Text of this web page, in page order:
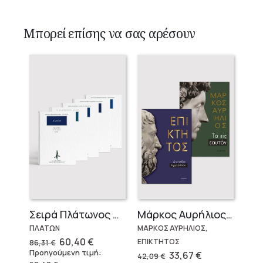
Μπορεί επίσης να σας αρέσουν
Σειρά Πλάτωνος Πολιτεία
ΠΛΑΤΩΝ
86,31€ Original
price
was:
60,40€Η
τρέχουσα
τιμή
Προηγούμενη τιμή:
Μάρκος Αυρήλιος & Επίκτητος (Επίτομα)
ΜΑΡΚΟΣ ΑΥΡΗΛΙΟΣ,
ΕΠΙΚΤΗΤΟΣ
42,09€ Original
33,67€Η